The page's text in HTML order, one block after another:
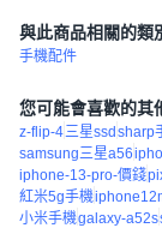
與此商品相關的類
手機配件
您可能會喜歡的其
z-flip-4三星ssd sharp
samsung三星a56
iphone-13-pro-價錢
紅米5g手機
小米手機galaxy-a52s